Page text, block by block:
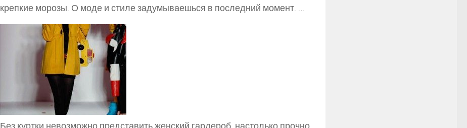
крепкие морозы. О моде и стиле задумываешься в последний момент. …